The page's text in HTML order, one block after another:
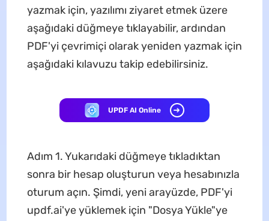
yazmak için, yazılımı ziyaret etmek üzere
aşağıdaki düğmeye tıklayabilir, ardından
PDF'yi çevrimiçi olarak yeniden yazmak için
aşağıdaki kılavuzu takip edebilirsiniz.
UPDF AI Online
Adım 1. Yukarıdaki düğmeye tıkladıktan
sonra bir hesap oluşturun veya hesabınızla
oturum açın. Şimdi, yeni arayüzde, PDF'yi
updf.ai'ye yüklemek için "Dosya Yükle"ye